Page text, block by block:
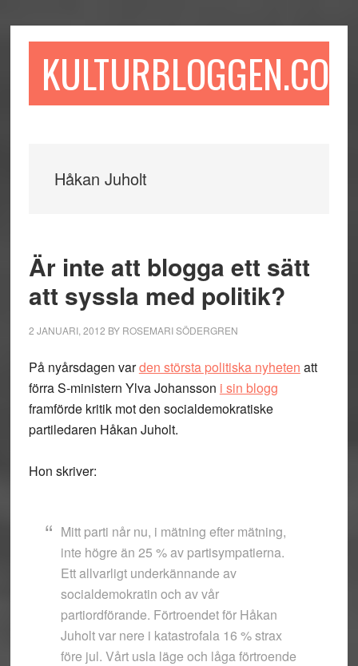
till
till
sidofältet
till
KULTURBLOGGEN.COM
Håkan Juholt
Är inte att blogga ett sätt
att syssla med politik?
2 JANUARI, 2012 BY ROSEMARI SÖDERGREN
På nyårsdagen varden största politiska nyheten att
förra S-ministern Ylva Johansson i sin blogg
framförde kritik mot den socialdemokratiske
partiledaren Håkan Juholt.
Hon skriver:
Mitt parti når nu, i mätning efter mätning,
inte högre än 25 % av partisympatierna.
Ett allvarligt underkännande av
socialdemokratin och av vår
partiordförande. Förtroendet för Håkan
Juholt var nere i katastrofala 16 % strax
före jul. Vårt usla läge och låga förtroende